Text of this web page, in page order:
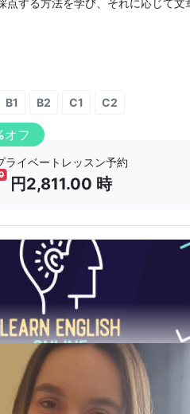
点する方法を学び、それに応じて文
B1 B2 C1 C2
オフ
ライベートレッスン予約
円2,811.00 時